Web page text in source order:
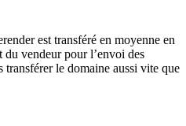
est transféré en moyenne en
du vendeur pour l’envoi des
transférer le domaine aussi vite que